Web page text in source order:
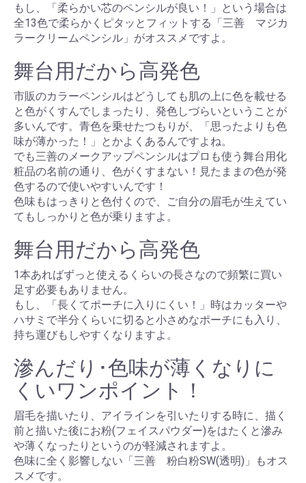
もし、「柔らかい芯のペンシルが良い！」という場合は
全13色で柔らかくピタッとフィットする「三善 マジカ
ラークリームペンシル」がオススメですよ。
舞台用だから高発色
市販のカラーペンシルはどうしても肌の上に色を載せる
と色がくすんでしまったり、発色しづらいということが
多いんです。青色を乗せたつもりが、「思ったよりも色
味が薄かった！」とかよくあるんですよね。
でも三善のメークアップペンシルはプロも使う舞台用化
粧品の名前の通り、色がくすまない！見たままの色が発
色するので使いやすいんです！
色味もはっきりと色付くので、ご自分の眉毛が生えてい
てもしっかりと色が乗りますよ。
舞台用だから高発色
1本あればずっと使えるくらいの長さなので頻繁に買い
足す必要もありません。
もし、「長くてポーチに入りにくい！」時はカッターや
ハサミで半分くらいに切ると小さめなポーチにも入り、
持ち運びもしやすくなりますよ。
滲んだり･色味が薄くなりに
くいワンポイント！
眉毛を描いたり、アイラインを引いたりする時に、描く
前と描いた後にお粉(フェイスパウダー)をはたくと滲み
や薄くなったりというのが軽減されますよ。
色味に全く影響しない「三善 粉白粉SW(透明)」もオス
スメです。